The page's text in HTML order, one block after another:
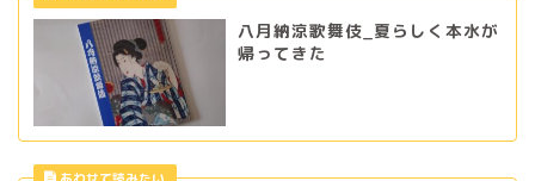
八月納涼歌舞伎_夏らしく本水が
帰ってきた